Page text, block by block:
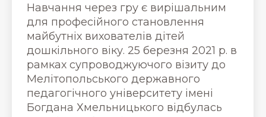
Навчання через гру є вирішальним
для професійного становлення
майбутніх вихователів дітей
дошкільного віку. 25 березня 2021 р. в
рамках супроводжуючого візиту до
Мелітопольського державного
педагогічного університету імені
Богдана Хмельницького відбулась